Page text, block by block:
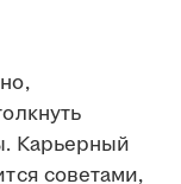
Карьерный
советами,